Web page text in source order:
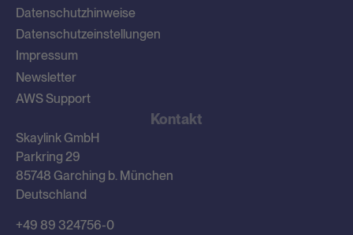
Datenschutzhinweise
Datenschutzeinstellungen
Impressum
Newsletter
AWS Support
Kontakt
Skaylink GmbH
Parkring 29
85748 Garching b. München
Deutschland
+49 89 324756-0